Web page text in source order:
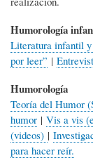
Humorología
Literatura infantil
por leer” |
Humorología
Teoría del Humor
humor | Vis a vis
(videos) |
para hacer reír.